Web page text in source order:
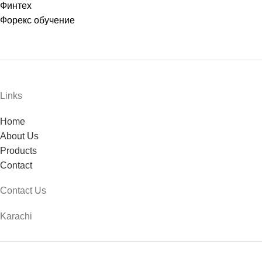
Финтех
Форекс обучение
Links
Home
About Us
Products
Contact
Contact Us
Karachi